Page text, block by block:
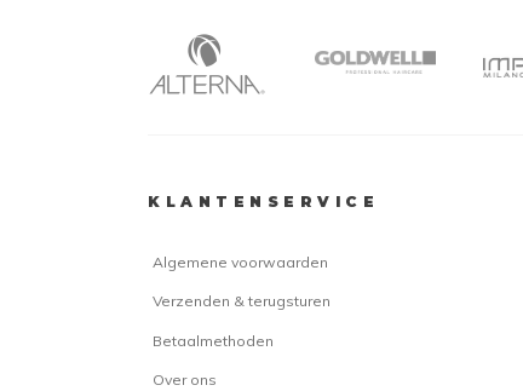
KLANTENSERVICE
Algemene voorwaarden
Verzenden & terugsturen
Betaalmethoden
Over ons